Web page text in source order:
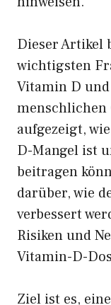
Dieser Artikel
wichtigsten
Vitamin D
menschlichen
aufgezeigt,
D-Mangel ist
beitragen
darüber, wie
verbessert
Risiken und
Vitamin-D-
Ziel ist es,